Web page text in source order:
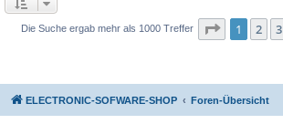
Die Suche ergab mehr als 1000 Treffer Seite 1von
1 2 3
ELECTRONIC-SOFWARE-SHOP Foren-Übersicht